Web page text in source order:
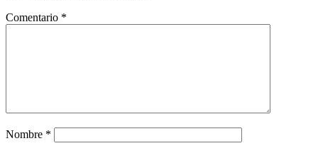
Comentario *
Nombre *